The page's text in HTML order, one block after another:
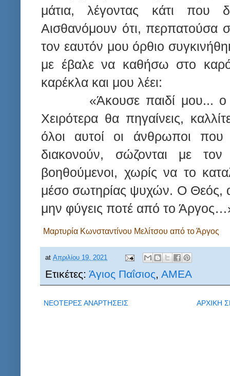
μάτια, λέγοντας κάτι που
Αισθανόμουν ότι, περπατούσα
τον εαυτόν μου όρθιο
με έβαλε να καθήσω στο
καρέκλα και μου λέει:
«Άκουσε παιδί μου... ο
Χειρότερα θα πηγαίνεις,
όλοι αυτοί οι άνθρωποι
διακονούν, σώζονται με
βοηθούμενοι, χωρίς να το
μέσο σωτηρίας ψυχών. Ο Θεός,
μην φύγεις ποτέ από το
Μαρτυρία Κωνσταντίνου Μελίτσου από το Άργος
at Απριλίου 19, 2021
Ετικέτες: Άγιος Παΐσιος, ΑΜΕΑ
ΝΕΟΤΕΡΕΣ ΑΝΑΡΤΗΣΕΙΣ ΑΡΧΙΚΗ